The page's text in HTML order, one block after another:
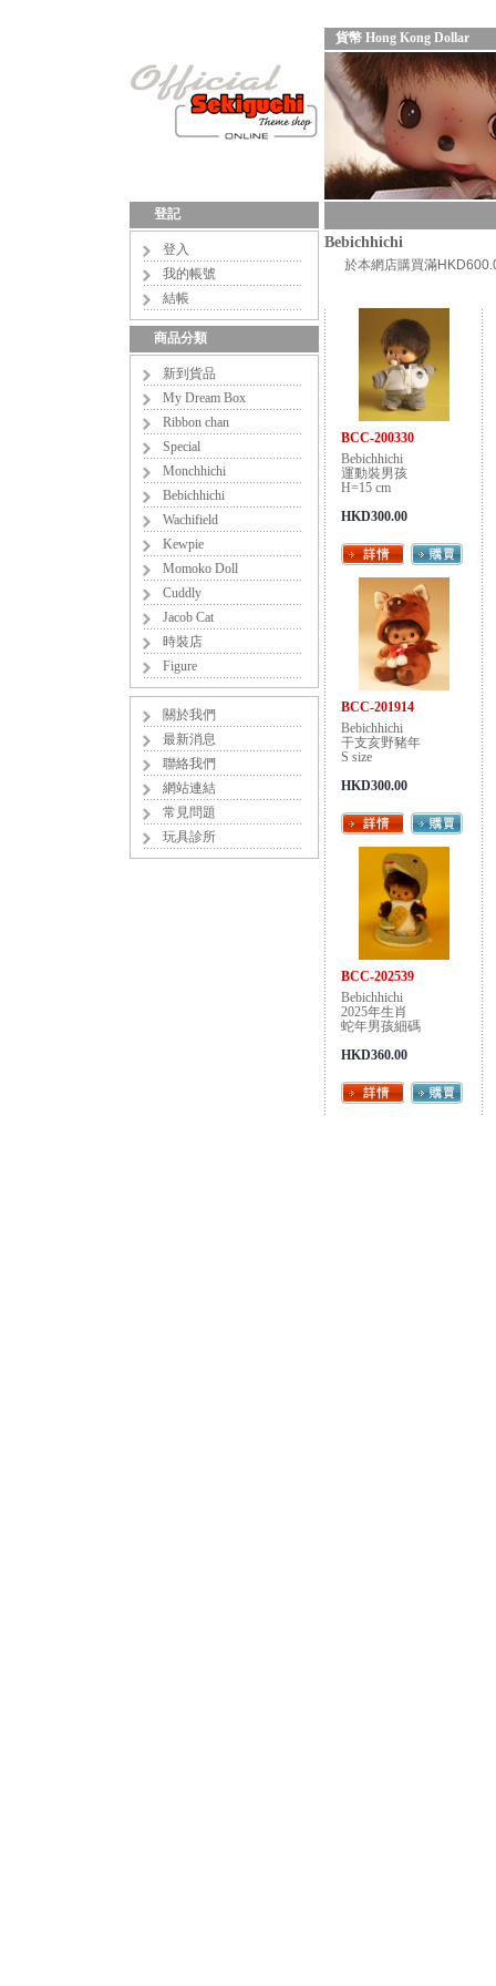
貨幣 Hong Kong Dollar
登記
登入
我的帳號
結帳
商品分類
新到貨品
My Dream Box
Ribbon chan
Special
Monchhichi
Bebichhichi
Wachifield
Kewpie
Momoko Doll
Cuddly
Jacob Cat
時裝店
Figure
關於我們
最新消息
聯絡我們
網站連結
常見問題
玩具診所
Bebichhichi
於本網店購買滿
BCC-200330
Bebichhichi
運動裝男孩
H=15 cm
HKD300.00
BCC-201914
Bebichhichi
干支亥野豬年
S size
HKD300.00
BCC-202539
Bebichhichi
2025年生肖
蛇年男孩細碼
HKD360.00